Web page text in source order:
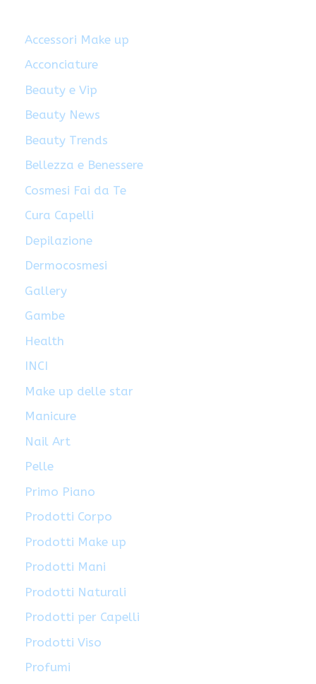
Accessori Make up
Acconciature
Beauty e Vip
Beauty News
Beauty Trends
Bellezza e Benessere
Cosmesi Fai da Te
Cura Capelli
Depilazione
Dermocosmesi
Gallery
Gambe
Health
INCI
Make up delle star
Manicure
Nail Art
Pelle
Primo Piano
Prodotti Corpo
Prodotti Make up
Prodotti Mani
Prodotti Naturali
Prodotti per Capelli
Prodotti Viso
Profumi